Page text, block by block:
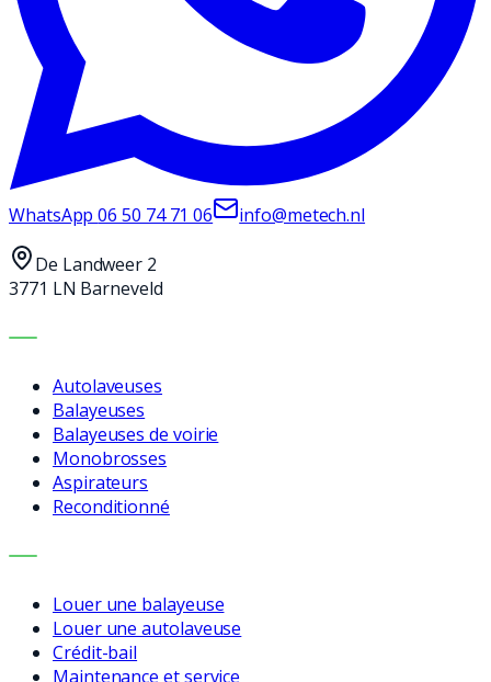
WhatsApp06 50 74 71 06 info@metech.nl
De Landweer 2
3771 LN Barneveld
MACHINES
Autolaveuses
Balayeuses
Balayeuses de voirie
Monobrosses
Aspirateurs
Reconditionné
SERVICES
Louer une balayeuse
Louer une autolaveuse
Crédit-bail
Maintenance et service